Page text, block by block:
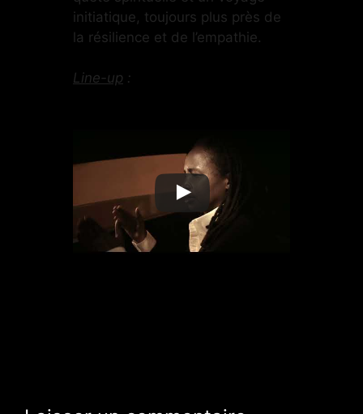
initiatique, toujours plus près de
la résilience et de l’empathie.
Line-up :